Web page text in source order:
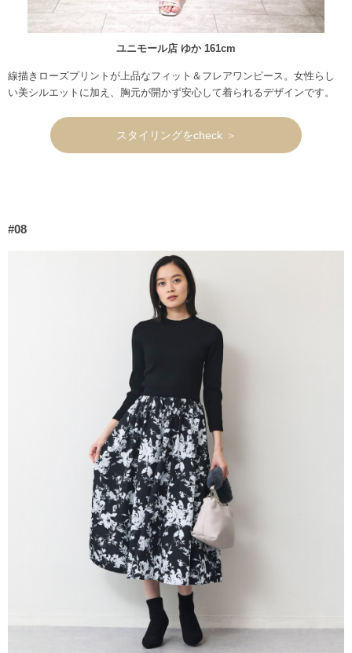
ユニモール店 ゆか 161cm
線描きローズプリントが上品なフィット＆フレアワンピース。女性らし
い美シルエットに加え、胸元が開かず安心して着られるデザインです。
スタイリングをcheck ＞
#08